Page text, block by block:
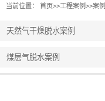
当前位置： 首页>>工程案例>>案例
天然气干燥脱水案例
煤层气脱水案例